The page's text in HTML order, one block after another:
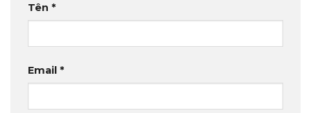
Tên *
Email *